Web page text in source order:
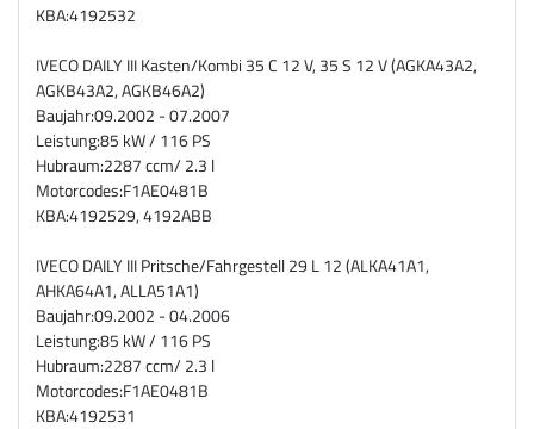
KBA:4192532
IVECO DAILY III Kasten/Kombi 35 C 12 V, 35 S 12 V (AGKA43A2,
AGKB43A2, AGKB46A2)
Baujahr:09.2002 - 07.2007
Leistung:85 kW / 116 PS
Hubraum:2287 ccm/ 2.3 l
Motorcodes:F1AE0481B
KBA:4192529, 4192ABB
IVECO DAILY III Pritsche/Fahrgestell 29 L 12 (ALKA41A1,
AHKA64A1, ALLA51A1)
Baujahr:09.2002 - 04.2006
Leistung:85 kW / 116 PS
Hubraum:2287 ccm/ 2.3 l
Motorcodes:F1AE0481B
KBA:4192531